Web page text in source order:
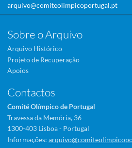
arquivo@comiteolimpicoportugal.pt
Sobre o Arquivo
Arquivo Histórico
Projeto de Recuperação
Apoios
Contactos
Comité Olímpico de Portugal
Travessa da Memória, 36
1300-403 Lisboa - Portugal
Informações: